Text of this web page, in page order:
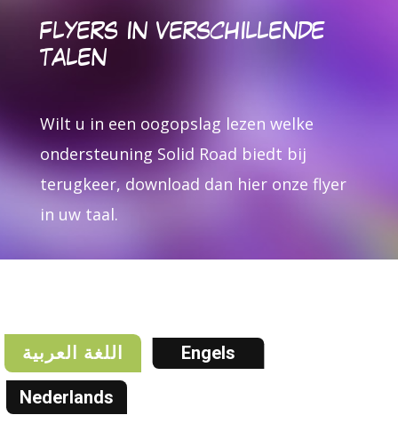
FLYERS IN VERSCHILLENDE
TALEN
Wilt u in een oogopslag lezen welke
ondersteuning Solid Road biedt bij
terugkeer, download dan hier onze flyer
in uw taal.
اللغة العربية Engels
Nederlands